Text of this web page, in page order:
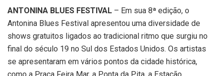
ANTONINA BLUES FESTIVAL – Em sua 8ª edição, o
Antonina Blues Festival apresentou uma diversidade de
shows gratuitos ligados ao tradicional ritmo que surgiu no
final do século 19 no Sul dos Estados Unidos. Os artistas
se apresentaram em vários pontos da cidade histórica,